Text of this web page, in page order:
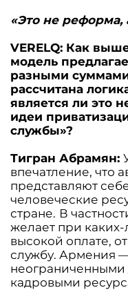
«Это не реформа,
VERELQ: Как
модель
разными
рассчитана
является ли это
идеи
службы»?
Тигран Абрамян:
впечатление, что
представляют
человеческие
стране. В
желает при
высокой оплате,
службу. Армения —
кадровыми